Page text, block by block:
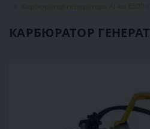
Карбюратор генератора Al-ko 6500 С
КАРБЮРАТОР